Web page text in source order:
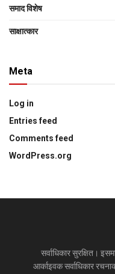
समाद विशेष
साक्षात्‍कार
Meta
Log in
Entries feed
Comments feed
WordPress.org
सर्वाधिकार सुरक्षित।
आर्काइवक सर्वाधिकार